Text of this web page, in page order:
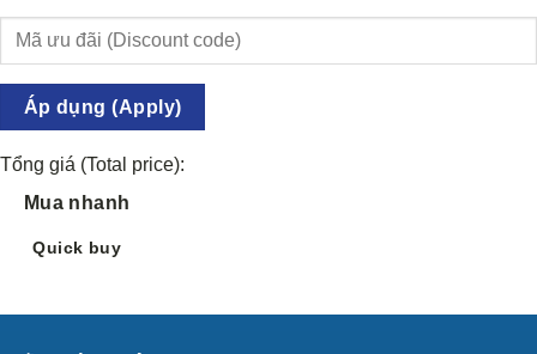
Áp dụng (Apply)
Tổng giá (Total price):
Mua nhanh
Quick buy